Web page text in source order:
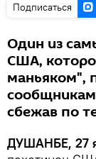
Подписаться
Один из
США,
маньяком",
сбежав по
ДУШАНБЕ, 27